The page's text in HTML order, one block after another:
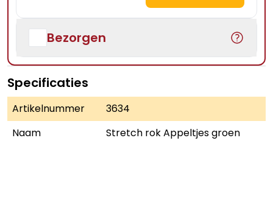
Bezorgen
Specificaties
Artikelnummer
3634
Naam
Stretch rok Appeltjes groen